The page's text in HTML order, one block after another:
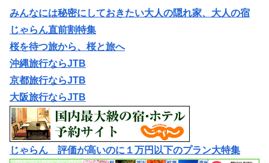
みんなには秘密にしておきたい大人の隠れ家、大人の宿
じゃらん直前割特集
桜を待つ旅から、桜と旅へ
沖縄旅行ならJTB
京都旅行ならJTB
大阪旅行ならJTB
じゃらん 評価が高いのに１万円以下のプラン大特集